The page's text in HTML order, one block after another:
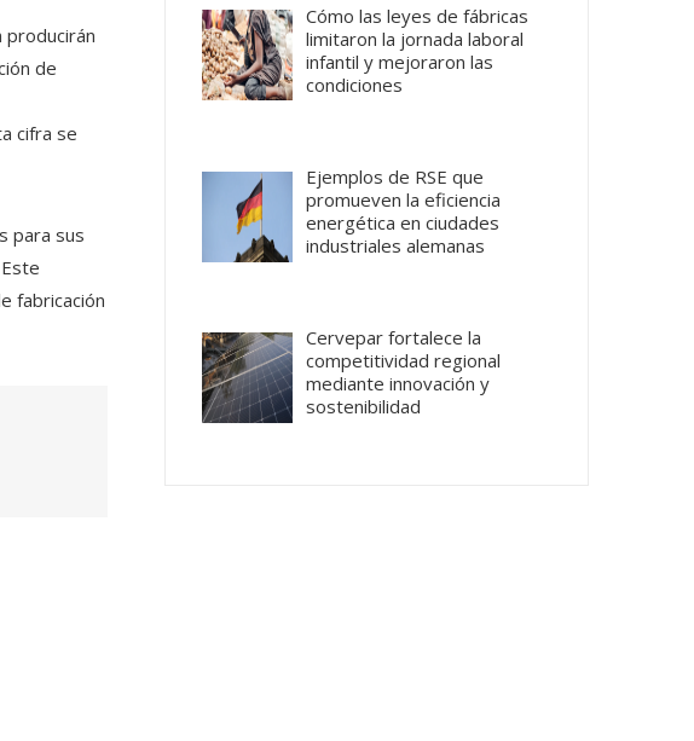
producirán
de
cifra se
para sus
fabricación
Cómo las leyes de fábricas
limitaron la jornada laboral
infantil y mejoraron las
condiciones
Ejemplos de RSE que
promueven la eficiencia
energética en ciudades
industriales alemanas
Cervepar fortalece la
competitividad regional
mediante innovación y
sostenibilidad